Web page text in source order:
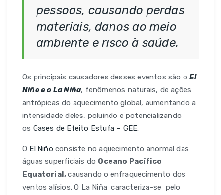
pessoas, causando perdas
materiais, danos ao meio
ambiente e risco à saúde.
Os principais causadores desses eventos são oEl
Niño e o La Niña, fenômenos naturais, de ações
antrópicas do aquecimento global, aumentando a
intensidade deles, poluindo e potencializando
os Gases de Efeito Estufa – GEE.
O El Niño consiste no aquecimento anormal das
águas superficiais do Oceano Pacífico
Equatorial,causando o enfraquecimento dos
ventos alísios. O La Niña caracteriza-se pelo